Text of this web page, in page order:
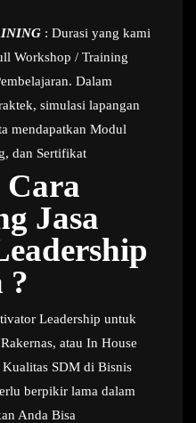
: Durasi yang kami
Workshop / Training
Dalam
simulasi lapangan
mendapatkan Modul
dan Sertifikat
Cara
Jasa
?
Leadership untuk
atau In House
SDM di Bisnis
berpikir lama dalam
Anda Bisa